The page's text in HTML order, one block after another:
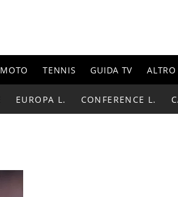
MOTO TENNIS GUIDA TV ALTRO
EUROPA L. CONFERENCE L.